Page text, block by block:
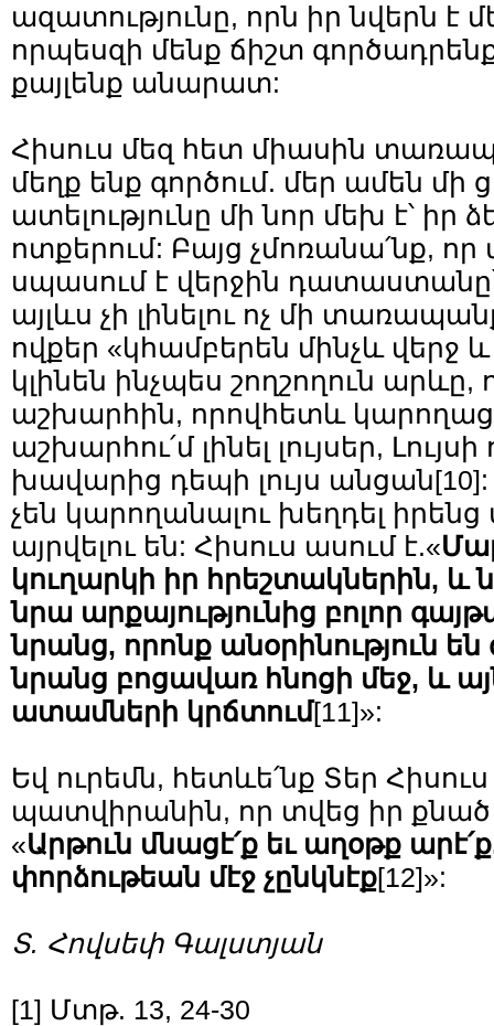
ազատությունը, որն իր նվերն է
որպեսզի մենք ճիշտ
քայլենք անարատ:
Հիսուս մեզ հետ միասին
մեղք ենք գործում. մեր ամեն մի
ատելությունը մի նոր մեխ է՝ իր
ոտքերում: Բայց չմոռանա՛նք, որ
սպասում է վերջին
այլևս չի լինելու ոչ մի
ովքեր «կհամբերեն մինչև վերջ
կլինեն ինչպես շողշողուն արևը,
աշխարհին, որովհետև
աշխարհու՛մ լինել լույսեր,
խավարից դեպի լույս անցան[10]
չեն կարողանալու խեղդել իրենց
այրվելու են: Հիսուս ասում է.«
կուղարկի իր հրեշտակներին, և
նրա արքայությունից բոլոր
նրանց, որոնք անօրինություն են
նրանց բոցավառ հնոցի մեջ, և
ատամների կրճտում[11]»:
Եվ ուրեմն, հետևե՛նք Տեր
պատվիրանին, որ տվեց իր
«Արթուն մնացէ՛ք եւ աղօթք
փորձութեան մէջ չընկնէք[12]»:
Տ. Հովսեփ Գալստյան
[1] Մտթ. 13, 24-30